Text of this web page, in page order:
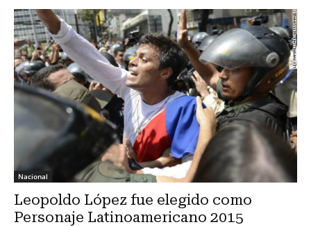
Nacional
Leopoldo López fue elegido como
Personaje Latinoamericano 2015